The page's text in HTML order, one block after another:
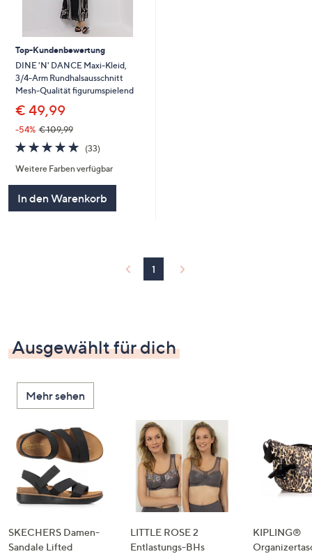
Top-Kundenbewertung
DINE 'N' DANCE Maxi-Kleid,
3/4-Arm Rundhalsausschnitt
Mesh-Qualität figurumspielend
€ 49,99
-54% € 109,99
4.7
von
5
(33)
Weitere Farben verfügbar
In den Warenkorb
1
Ausgewählt für dich
Mehr sehen
SKECHERS Damen-
Sandale Lifted
LITTLE ROSE 2
Entlastungs-BHs
KIPLING®